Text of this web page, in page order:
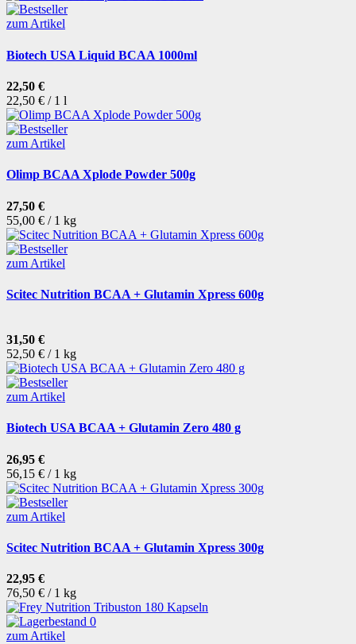
zum Artikel
Biotech USA Liquid BCAA 1000ml
22,50 €
22,50 € / 1 l
zum Artikel
Olimp BCAA Xplode Powder 500g
27,50 €
55,00 € / 1 kg
zum Artikel
Scitec Nutrition BCAA + Glutamin Xpress 600g
31,50 €
52,50 € / 1 kg
zum Artikel
Biotech USA BCAA + Glutamin Zero 480 g
26,95 €
56,15 € / 1 kg
zum Artikel
Scitec Nutrition BCAA + Glutamin Xpress 300g
22,95 €
76,50 € / 1 kg
zum Artikel